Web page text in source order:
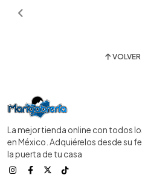
La mejor tienda online con todos
en México. Adquiérelos desde su
la puerta de tu casa